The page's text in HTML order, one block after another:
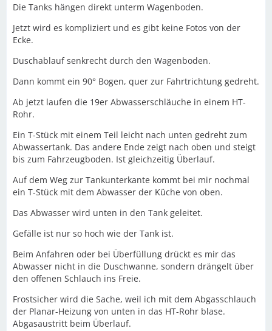
Die Tanks hängen direkt unterm Wagenboden.
Jetzt wird es kompliziert und es gibt keine Fotos von der
Ecke.
Duschablauf senkrecht durch den Wagenboden.
Dann kommt ein 90° Bogen, quer zur Fahrtrichtung gedreht.
Ab jetzt laufen die 19er Abwasserschläuche in einem HT-
Rohr.
Ein T-Stück mit einem Teil leicht nach unten gedreht zum
Abwassertank. Das andere Ende zeigt nach oben und steigt
bis zum Fahrzeugboden. Ist gleichzeitig Überlauf.
Auf dem Weg zur Tankunterkante kommt bei mir nochmal
ein T-Stück mit dem Abwasser der Küche von oben.
Das Abwasser wird unten in den Tank geleitet.
Gefälle ist nur so hoch wie der Tank ist.
Beim Anfahren oder bei Überfüllung drückt es mir das
Abwasser nicht in die Duschwanne, sondern drängelt über
den offenen Schlauch ins Freie.
Frostsicher wird die Sache, weil ich mit dem Abgasschlauch
der Planar-Heizung von unten in das HT-Rohr blase.
Abgasaustritt beim Überlauf.